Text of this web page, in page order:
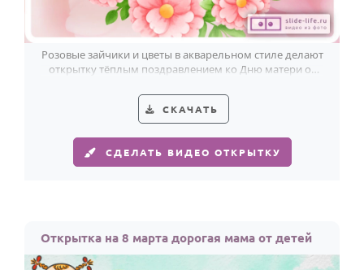
Розовые зайчики и цветы в акварельном стиле делают
открытку тёплым поздравлением ко Дню матери от
СКАЧАТЬ
СДЕЛАТЬ ВИДЕО ОТКРЫТКУ
Открытка на 8 марта дорогая мама от детей